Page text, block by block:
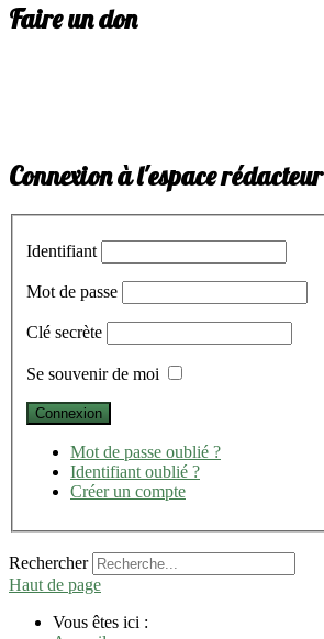
Faire un don
Connexion à l'espace rédacteur
Identifiant
Mot de passe
Clé secrète
Se souvenir de moi
Mot de passe oublié ?
Identifiant oublié ?
Créer un compte
Rechercher
Haut de page
Vous êtes ici :